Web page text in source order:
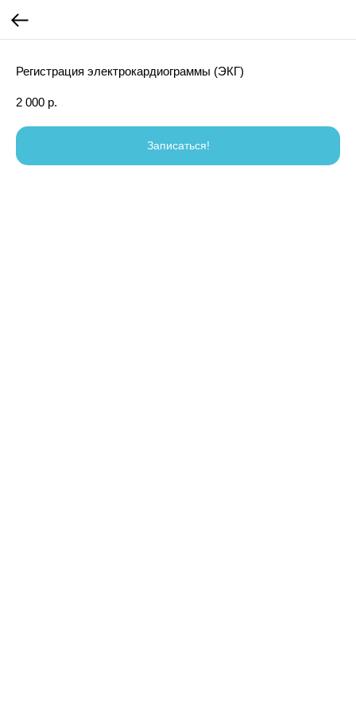
Регистрация электрокардиограммы (ЭКГ)
2 000 р.
Записаться!